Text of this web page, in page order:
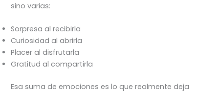
sino varias:
Sorpresa al recibirla
Curiosidad al abrirla
Placer al disfrutarla
Gratitud al compartirla
Esa suma de emociones es lo que realmente deja